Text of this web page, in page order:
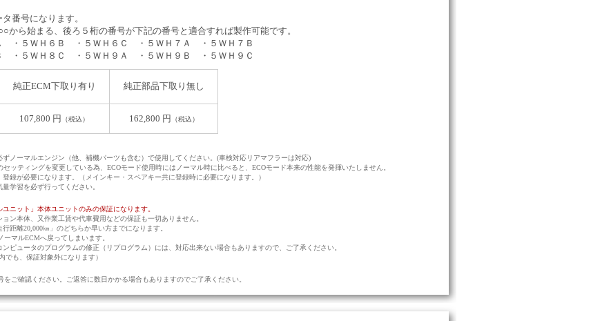
番号になります。
から始まる、後ろ５桁の番号が下記の番号と適合すれば製作可能です。
・５ＷＨ６Ｂ ・５ＷＨ６Ｃ ・５ＷＨ７Ａ ・５ＷＨ７Ｂ
・５ＷＨ８Ｃ ・５ＷＨ９Ａ ・５ＷＨ９Ｂ ・５ＷＨ９Ｃ
純正ECM下取り有り
純正部品下取り無し
107,800 円 （税込） 162,800 円 （税込）
ノーマルエンジン（他、補機パーツも含む）で使用してください。(車検対応リアマフラーは対応)
ッティングを変更している為、ECOモード使用時にはノーマル時に比べると、ECOモード本来の性能を発揮いたしません。
録が必要になります。（メインキー・スペアキー共に登録時に必要になります。）
学習を必ず行ってください。
ニット」本体ユニットのみの保証になります。
本体、又作業工賃や代車費用などの保証も一切ありません。
距離20,000㎞」のどちらか早い方までになります。
マルECMへ戻ってしまいます。
ピュータのプログラムの修正（リプログラム）には、対応出来ない場合もありますので、ご了承ください。
も、保証対象外になります）
ご確認ください。ご返答に数日かかる場合もありますのでご了承ください。